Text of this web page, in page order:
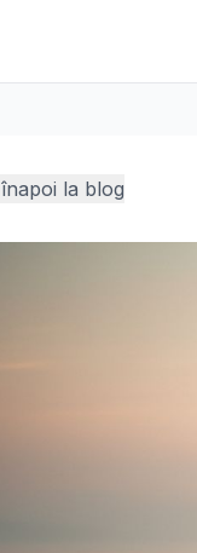
înapoi la blog